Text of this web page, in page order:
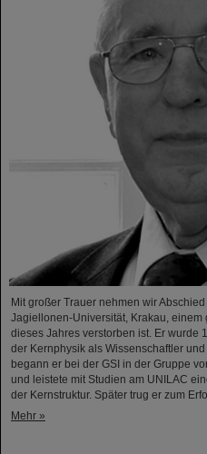
Mit großer Trauer nehmen wir
Jagiellonen-Universität, Krakau,
dieses Jahres verstorben ist. Er wurde
der Kernphysik als Wissenschaftler
begann er bei der GSI in der Gruppe
und leistete mit Studien am UNILAC
der Kernstruktur. Später trug er zum
Mehr »